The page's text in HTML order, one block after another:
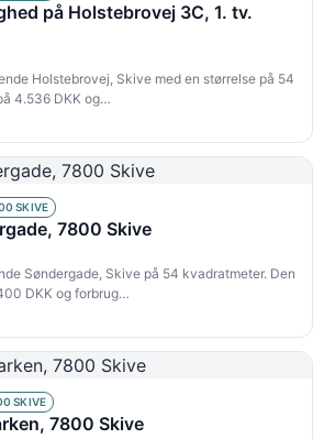
på Holstebrovej 3C, 1. tv.
Holstebrovej, Skive med en størrelse på 54
4.536 DKK og…
SKIVE
7800 Skive
Søndergade, Skive på 54 kvadratmeter. Den
DKK og forbrug…
SKIVE
7800 Skive